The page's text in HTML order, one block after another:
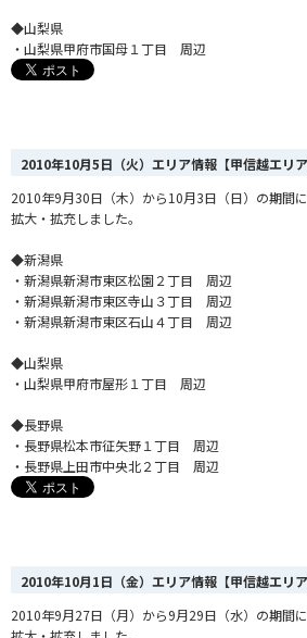
◆山梨県
・山梨県甲府市国母１丁目 周辺
2010年10月5日（火）エリア情報【甲信越エリア
2010年9月30日（木）から10月3日（日）の期間
拡大・拡充しました。
◆新潟県
・新潟県新潟市東区松園２丁目 周辺
・新潟県新潟市東区寺山３丁目 周辺
・新潟県新潟市東区石山４丁目 周辺
◆山梨県
・山梨県甲府市屋形１丁目 周辺
◆長野県
・長野県松本市征矢野１丁目 周辺
・長野県上田市中央北２丁目 周辺
2010年10月1日（金）エリア情報【甲信越エリア
2010年9月27日（月）から9月29日（水）の期間